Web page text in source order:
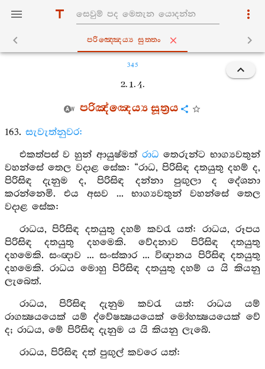
පරිඤ‍්ඤෙය්‍ය සුත‍්තං
345
2. 1. 4.
පරිඤ්ඤෙය්‍ය සූත්‍රය
163. සැවැත්නුවර:
එකත්පස් ව හුන් ආයුෂ්මත් රාධ තෙරුන්ට භාග්‍යවතුන්
වහන්සේ තෙල වදාළ සේක: “රාධ, පිරිසිඳ දතයුතු දහම් ද,
පිරිසිඳ දැනුම ද, පිරිසිඳ දන්නා පුඟුලා ද දේශනා
කරන්නෙමි. එය අසව ... භාග්‍යවතුන් වහන්සේ තෙල
වදාළ සේක:
රාධය, පිරිසිඳ දතයුතු දහම් කවරැ යත්: රාධය, රූපය
පිරිසිඳ දතයුතු දහමෙකි. වේදනාව පිරිසිඳ දතයුතු
දහමෙකි. සංඥාව ... සංස්කාර ... විඥානය පිරිසිඳ දතයුතු
දහමෙකි. රාධය මොහු පිරිසිඳ දතයුතු දහම් ය යි කියනු
ලැබෙත්.
රාධය, පිරිසිඳ දැනුම කවරැ යත්: රාධය යම්
රාගක්‍ෂයයෙක් යම් ද්වේෂක්‍ෂයයෙක් මෝහක්‍ෂයයෙක් වේ
ද; රාධය, මේ පිරිසිඳ දැනුම ය යි කියනු ලැබේ.
රාධය, පිරිසිඳ දත් පුඟුල් කවරෙ යත්: